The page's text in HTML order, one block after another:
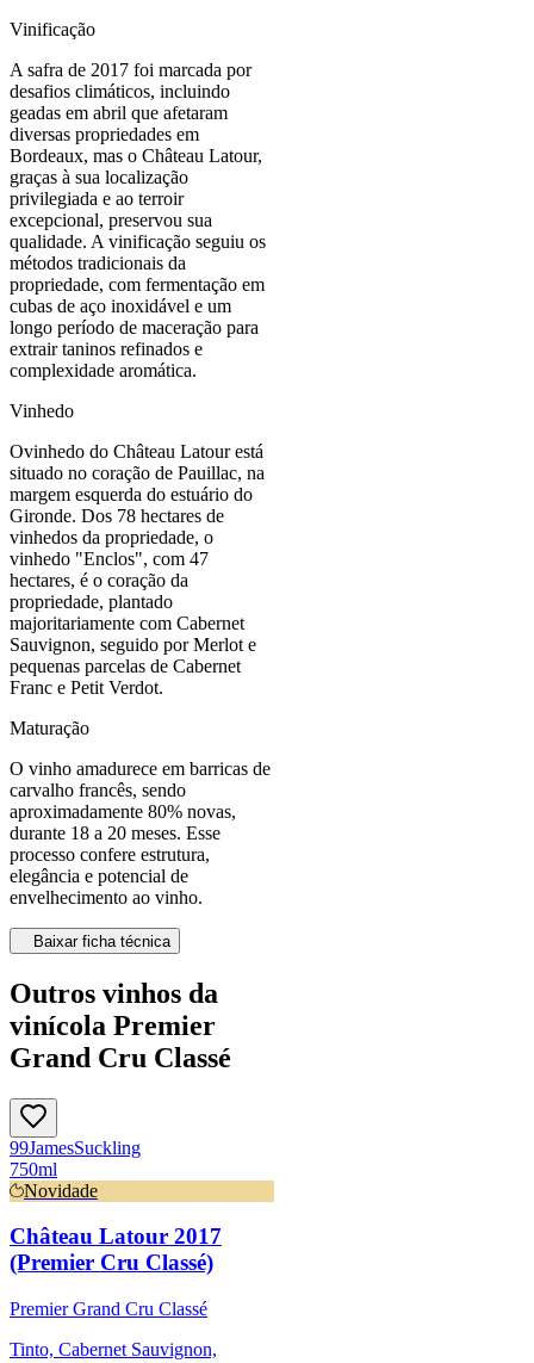
Vinificação
A safra de 2017 foi marcada por
desafios climáticos, incluindo
geadas em abril que afetaram
diversas propriedades em
Bordeaux, mas o Château Latour,
graças à sua localização
privilegiada e ao terroir
excepcional, preservou sua
qualidade. A vinificação seguiu os
métodos tradicionais da
propriedade, com fermentação em
cubas de aço inoxidável e um
longo período de maceração para
extrair taninos refinados e
complexidade aromática.
Vinhedo
Ovinhedo do Château Latour está
situado no coração de Pauillac, na
margem esquerda do estuário do
Gironde. Dos 78 hectares de
vinhedos da propriedade, o
vinhedo "Enclos", com 47
hectares, é o coração da
propriedade, plantado
majoritariamente com Cabernet
Sauvignon, seguido por Merlot e
pequenas parcelas de Cabernet
Franc e Petit Verdot.
Maturação
O vinho amadurece em barricas de
carvalho francês, sendo
aproximadamente 80% novas,
durante 18 a 20 meses. Esse
processo confere estrutura,
elegância e potencial de
envelhecimento ao vinho.
Baixar ficha técnica
Outros vinhos da
vinícola Premier
Grand Cru Classé
99JamesSuckling
750ml
Novidade
Château Latour 2017
(Premier Cru Classé)
Premier Grand Cru Classé
Tinto, Cabernet Sauvignon,